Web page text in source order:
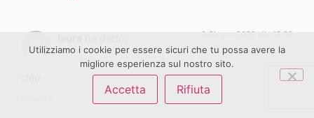
6 Giugno 2022 alle 15:03
Utilizziamo i cookie per essere sicuri che tu possa avere la
migliore esperienza sul nostro sito.
Accetta Rifiuta